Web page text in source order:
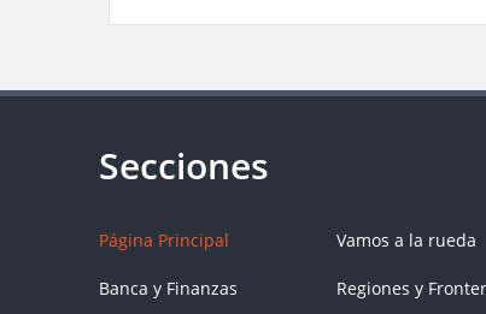
Página Principal
Banca y Finanzas
Vamos a la rueda
Regiones y